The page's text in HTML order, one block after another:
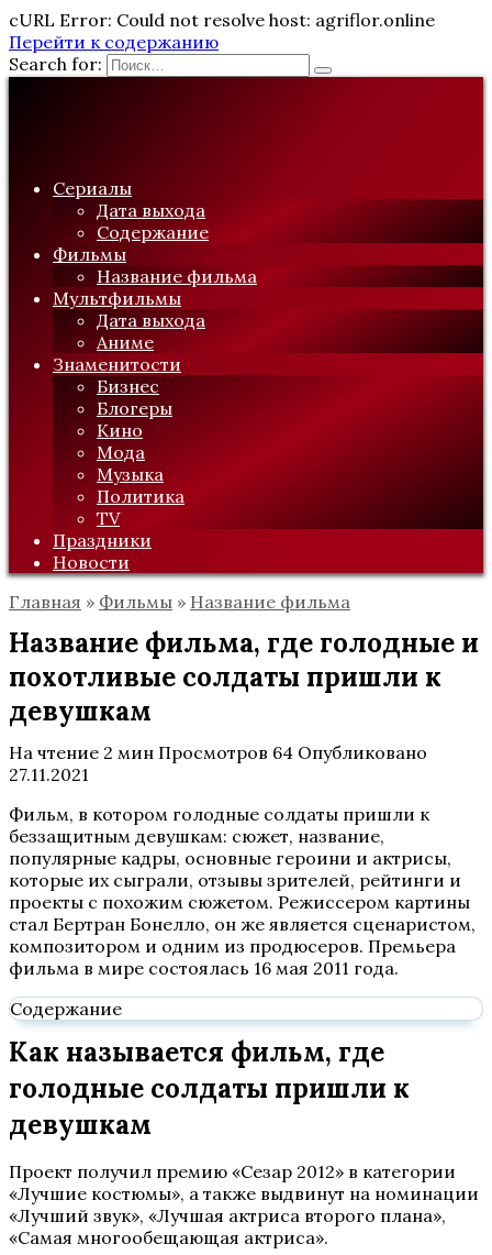
cURL Error: Could not resolve host: agriflor.online
Перейти к содержанию
Search for:
Сериалы
Дата выхода
Содержание
Фильмы
Название фильма
Мультфильмы
Дата выхода
Аниме
Знаменитости
Бизнес
Блогеры
Кино
Мода
Музыка
Политика
TV
Праздники
Новости
Главная » Фильмы » Название фильма
Название фильма, где голодные и
похотливые солдаты пришли к
девушкам
На чтение 2 мин Просмотров 64 Опубликовано
27.11.2021
Фильм, в котором голодные солдаты пришли к
беззащитным девушкам: сюжет, название,
популярные кадры, основные героини и актрисы,
которые их сыграли, отзывы зрителей, рейтинги и
проекты с похожим сюжетом. Режиссером картины
стал Бертран Бонелло, он же является сценаристом,
композитором и одним из продюсеров. Премьера
фильма в мире состоялась 16 мая 2011 года.
Содержание
Как называется фильм, где
голодные солдаты пришли к
девушкам
Проект получил премию «Сезар 2012» в категории
«Лучшие костюмы», а также выдвинут на номинации
«Лучший звук», «Лучшая актриса второго плана»,
«Самая многообещающая актриса».